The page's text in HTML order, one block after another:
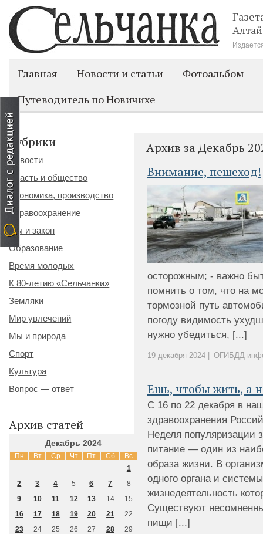
Главная Новости и статьи
Фотоальбом
Путеводитель по Новичихе
Архив за Декабрь
Внимание, пешеход!
осторожным; - важно
помнить о том, что на
тормозной путь
погоду видимость
нужно убедиться, [...]
19 декабря 2024 | ОГИБДД
Ешь, чтобы жить, а
С 16 по 22 декабря в
здравоохранения
Неделя популяризации
питание — один из
образа жизни. В
одного органа и
жизнедеятельность
Существуют
пищи [...]
Рубрики
Новости
Власть и общество
Экономика, производство
Здравоохранение
Мы и закон
Образование
Время молодых
К 80-летию «Сельчанки»
Земляки
Мир увлечений
Мы и природа
Спорт
Культура
Вопрос — ответ
Архив статей
Декабрь 2024
Пн Вт Ср Чт Пт Сб Вс
1
2
3 4 5 6 7
8
9
10 11 12 13 14
15
16
17 18 19 20 21
22
23
24 25 26 27 28
29